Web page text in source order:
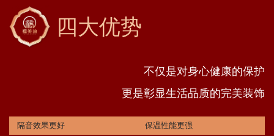
四大优势
不仅是对身心健康的保护
更是彰显生活品质的完美装饰
隔音效果更好 保温性能更强